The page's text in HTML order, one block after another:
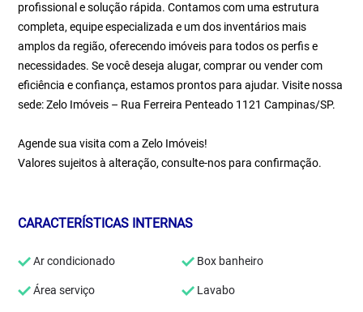
profissional e solução rápida. Contamos com uma estrutura
completa, equipe especializada e um dos inventários mais
amplos da região, oferecendo imóveis para todos os perfis e
necessidades. Se você deseja alugar, comprar ou vender com
eficiência e confiança, estamos prontos para ajudar. Visite nossa
sede: Zelo Imóveis – Rua Ferreira Penteado 1121 Campinas/SP.
Agende sua visita com a Zelo Imóveis!
Valores sujeitos à alteração, consulte-nos para confirmação.
CARACTERÍSTICAS INTERNAS
Ar condicionado Box banheiro
Área serviço Lavabo